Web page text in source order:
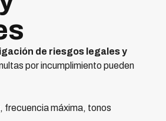
de riesgos legales y
por incumplimiento pueden
frecuencia máxima, tonos